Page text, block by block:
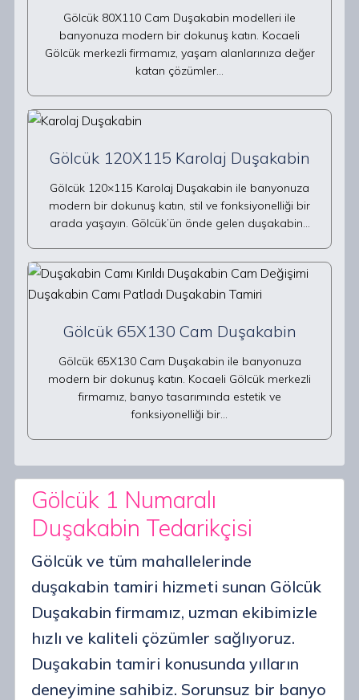
Gölcük 80X110 Cam Duşakabin modelleri ile
banyonuza modern bir dokunuş katın. Kocaeli
Gölcük merkezli firmamız, yaşam alanlarınıza değer
katan çözümler…
Gölcük 120X115 Karolaj Duşakabin
Gölcük 120×115 Karolaj Duşakabin ile banyonuza
modern bir dokunuş katın, stil ve fonksiyonelliği bir
arada yaşayın. Gölcük’ün önde gelen duşakabin…
Gölcük 65X130 Cam Duşakabin
Gölcük 65X130 Cam Duşakabin ile banyonuza
modern bir dokunuş katın. Kocaeli Gölcük merkezli
firmamız, banyo tasarımında estetik ve
fonksiyonelliği bir…
Gölcük 1 Numaralı
Duşakabin Tedarikçisi
Gölcük ve tüm mahallelerinde
duşakabin tamiri hizmeti sunan Gölcük
Duşakabin firmamız, uzman ekibimizle
hızlı ve kaliteli çözümler sağlıyoruz.
Duşakabin tamiri konusunda yılların
deneyimine sahibiz. Sorunsuz bir banyo